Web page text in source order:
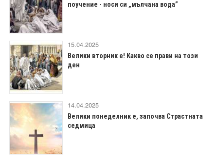
поучение - носи си „мълчана вода”
15.04.2025
Велики вторник е! Какво се прави на този
ден
14.04.2025
Велики понеделник е, започва Страстната
седмица